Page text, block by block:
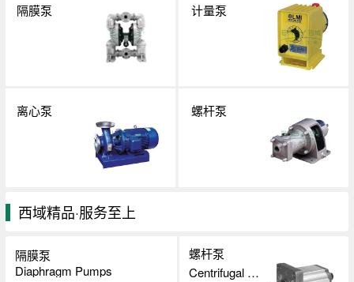
隔膜泵 计量泵
离心泵 螺杆泵
西域精品·服务至上
隔膜泵
Diaphragm Pumps
螺杆泵
Centrifugal PumpS